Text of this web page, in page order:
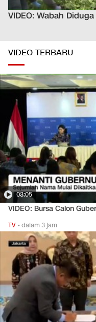
VIDEO: Wabah
VIDEO TERBARU
03:05
VIDEO: Bursa Calon
TV •dalam 3 jam